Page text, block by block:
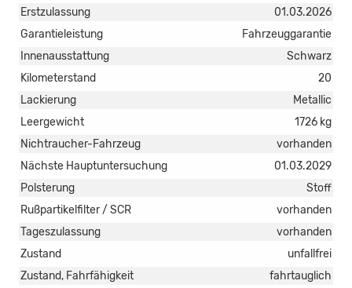
Erstzulassung
01.03.2026
Garantieleistung
Fahrzeuggarantie
Innenausstattung
Schwarz
Kilometerstand
20
Lackierung
Metallic
Leergewicht
1726 kg
Nichtraucher-Fahrzeug
vorhanden
Nächste Hauptuntersuchung
01.03.2029
Polsterung
Stoff
Rußpartikelfilter / SCR
vorhanden
Tageszulassung
vorhanden
Zustand
unfallfrei
Zustand, Fahrfähigkeit
fahrtauglich